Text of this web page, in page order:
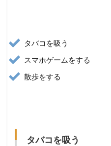
タバコを吸う
スマホゲームをする
散歩をする
タバコを吸う